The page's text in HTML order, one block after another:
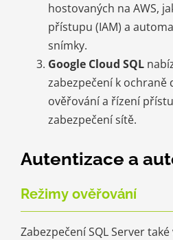
hostovaných na AWS,
přístupu (IAM) a
snímky.
Google Cloud SQL
zabezpečení k ochraně
ověřování a řízení
zabezpečení sítě.
Autentizace a
Režimy ověřování
Zabezpečení SQL Server